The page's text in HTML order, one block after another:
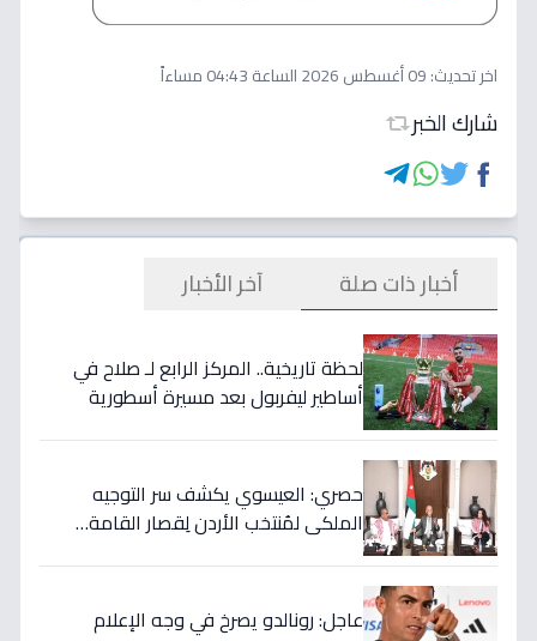
اخر تحديث:09 أغسطس 2026 الساعة 04:43 مساءاً
شارك الخبر
أخبار ذات صلة آخر الأخبار
لحظة تاريخية.. المركز الرابع لـ صلاح في
أساطير ليفربول بعد مسيرة أسطورية
حصري: العيسوي يكشف سر التوجيه
الملكي لمُنتخب الأردن لِقصار القامة…
عاجل: رونالدو يصرخ في وجه الإعلام